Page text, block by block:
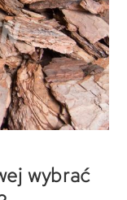
wybrać